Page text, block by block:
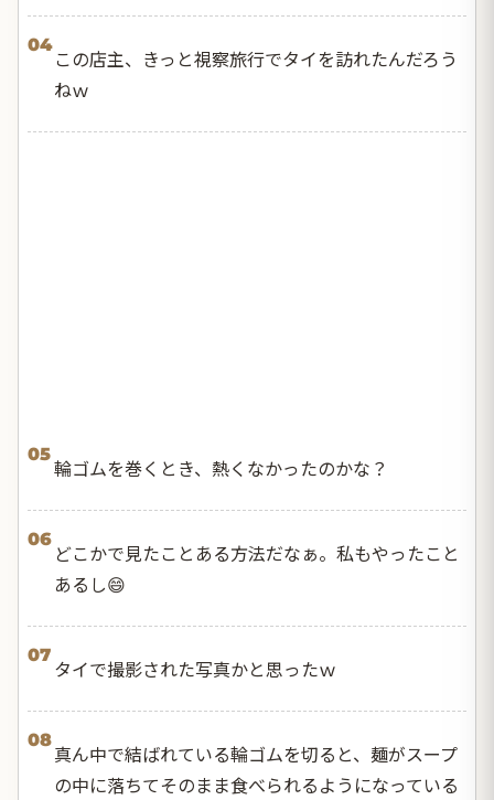
04
この店主、きっと視察旅行でタイを訪れたんだろう
ねｗ
05
輪ゴムを巻くとき、熱くなかったのかな？
06
どこかで見たことある方法だなぁ。私もやったこと
あるし😄
07
タイで撮影された写真かと思ったｗ
08
真ん中で結ばれている輪ゴムを切ると、麺がスープ
の中に落ちてそのまま食べられるようになっている